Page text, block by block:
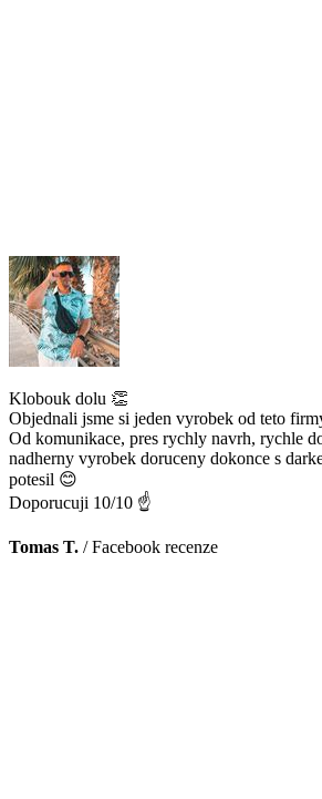
Klobouk dolu 👏
Objednali jsme si jeden vyrobek od teto
Od komunikace, pres rychly navrh, rychle
nadherny vyrobek doruceny dokonce s
potesil 😊
Doporucuji 10/10 ☝️
Tomas T. /Facebook recenze